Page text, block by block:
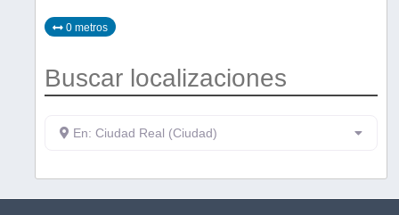
0 metros
Buscar localizaciones
En: Ciudad Real (Ciudad)